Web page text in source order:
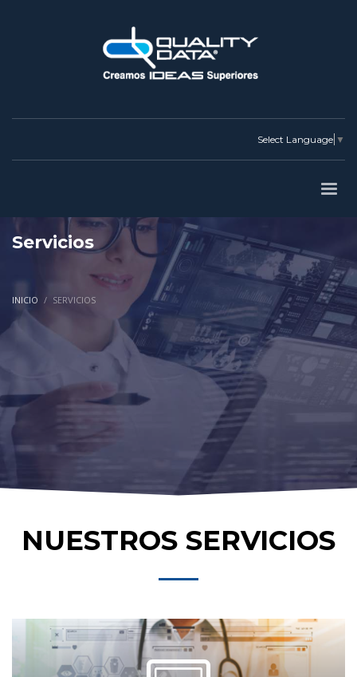
Select Language ▼
INICIO SERVICIOS
Servicios
NUESTROS SERVICIOS